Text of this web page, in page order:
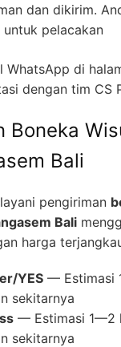
dan dikirim.
pelacakan
WhatsApp di
dengan tim CS
Boneka
Bali
pengiriman
Bali
harga
YES — Estimasi
sekitarnya
— Estimasi 1—2
sekitarnya